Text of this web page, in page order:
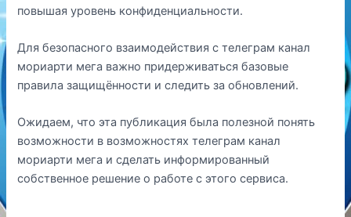
повышая уровень конфиденциальности.
Для безопасного взаимодействия с телеграм канал
мориарти мега важно придерживаться базовые
правила защищённости и следить за обновлений.
Ожидаем, что эта публикация была полезной понять
возможности в возможностях телеграм канал
мориарти мега и сделать информированный
собственное решение о работе с этого сервиса.